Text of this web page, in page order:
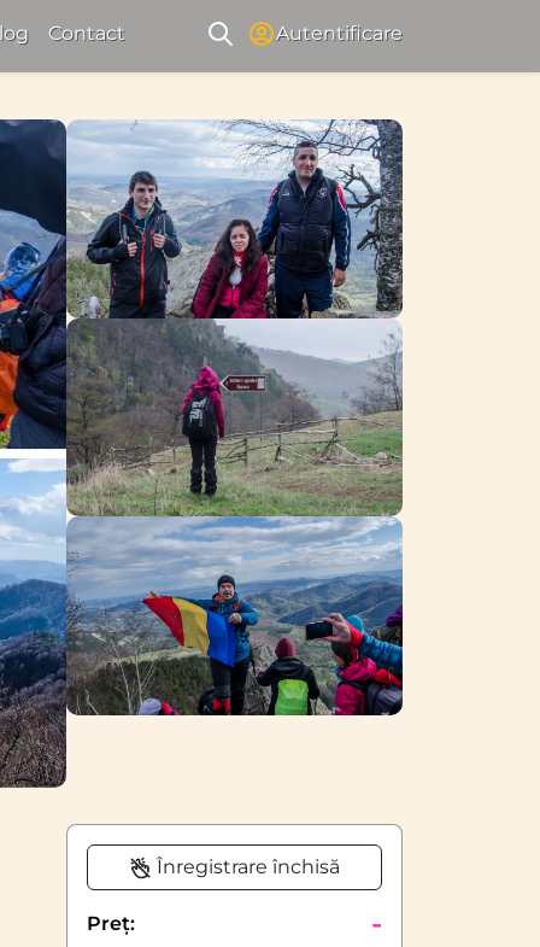
Contact Autentificare
Înregistrare închisă
Preț: -